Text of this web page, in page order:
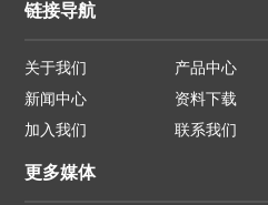
链接导航
关于我们 产品中心
新闻中心
资料下载
加入我们
联系我们
更多媒体